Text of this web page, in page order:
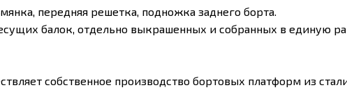
передняя решетка, подножка заднего борта.
балок, отдельно выкрашенных и собранных в единую
собственное производство бортовых платформ из